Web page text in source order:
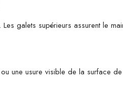
galets supérieurs assurent le
une usure visible de la surface